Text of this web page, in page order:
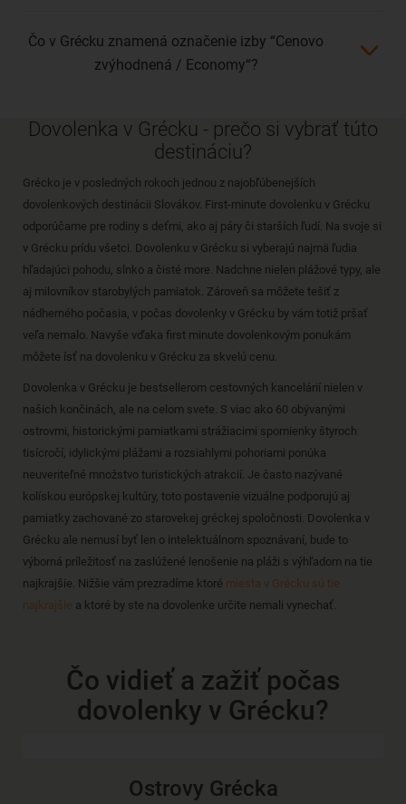
Čo v Grécku znamená označenie izby “Cenovo
zvýhodnená / Economy“?
Dovolenka v Grécku - prečo si vybrať túto
destináciu?
Grécko je v posledných rokoch jednou z najobľúbenejších
dovolenkových destinácii Slovákov. First-minute dovolenku v Grécku
odporúčame pre rodiny s deťmi, ako aj páry či starších ľudí. Na svoje si
v Grécku prídu všetci. Dovolenku v Grécku si vyberajú najmä ľudia
hľadajúci pohodu, slnko a čisté more. Nadchne nielen plážové typy, ale
aj milovníkov starobylých pamiatok. Zároveň sa môžete tešiť z
nádherného počasia, v počas dovolenky v Grécku by vám totiž pršať
veľa nemalo. Navyše vďaka first minute dovolenkovým ponukám
môžete ísť na dovolenku v Grécku za skvelú cenu.
Dovolenka v Grécku je bestsellerom cestovných kancelárií nielen v
našich končinách, ale na celom svete. S viac ako 60 obývanými
ostrovmi, historickými pamiatkami strážiacimi spomienky štyroch
tisícročí, idylickými plážami a rozsiahlymi pohoriami ponúka
neuveriteľné množstvo turistických atrakcií. Je často nazývané
kolískou európskej kultúry, toto postavenie vizuálne podporujú aj
pamiatky zachované zo starovekej gréckej spoločnosti. Dovolenka v
Grécku ale nemusí byť len o intelektuálnom spoznávaní, bude to
výborná príležitosť na zaslúžené lenošenie na pláži s výhľadom na tie
najkrajšie. Nižšie vám prezradíme ktoré miesta v Grécku sú tie
najkrajšie a ktoré by ste na dovolenke určite nemali vynechať.
Čo vidieť a zažiť počas
dovolenky v Grécku?
Ostrovy Grécka